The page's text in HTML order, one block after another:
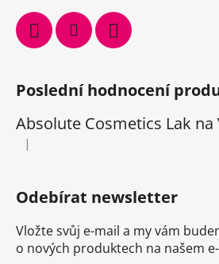
Poslední hodnocení
Hodnocení produktu je 5 z 5
|
Odebírat newsletter
Vložte svůj e-mail a my vám
o nových produktech na našem